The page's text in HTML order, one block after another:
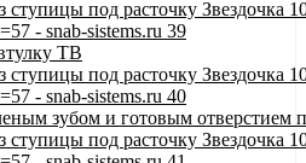
ТВ
зубом и готовым отверстием